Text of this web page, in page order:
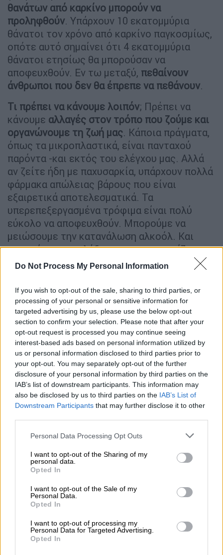
Do Not Process My Personal Information
If you wish to opt-out of the sale, sharing to third parties, or
processing of your personal or sensitive information for
targeted advertising by us, please use the below opt-out
section to confirm your selection. Please note that after your
opt-out request is processed you may continue seeing
interest-based ads based on personal information utilized by
us or personal information disclosed to third parties prior to
your opt-out. You may separately opt-out of the further
disclosure of your personal information by third parties on the
IAB’s list of downstream participants. This information may
also be disclosed by us to third parties on the IAB’s List of
Downstream Participants that may further disclose it to other
Please note that this website/app uses one or more Google
not limited to your visit or usage behaviour. You may click to
grant or deny consent to Google and its third-party tags to
use your data for below specified purposes in below Google
consent section.
Personal Data Processing Opt Outs
I want to opt-out of the Sharing of my
personal data.
Opted In
I want to opt-out of the Sale of my
Personal Data.
Opted In
I want to opt-out of processing my
Personal Data for Targeted Advertising.
Opted In
θανάτων από καρκίνο μπορούν να
προληφθούν. Υπάρχουν 10 εκατομμύρια
θάνατοι τον χρόνο από καρκίνο παγκοσμίως,
οπότε αυτό σημαίνει ότι 4 εκατομμύρια
θάνατοι ετησίως θα μπορούσαν να
αποφευχθούν. Εν τω μεταξύ, πεθαίνουν
άνθρωποι που δεν θα έπρεπε να πεθάνουν.
Τι πρέπει να κάνουμε λοιπόν; Πρέπει να
κάνουμε αλλαγές στον τρόπο που ζούμε και
οργανώνουμε τη ζωή μας. Κάποια πράγματα,
όπως τα μικροπλαστικά, είναι πανταχού
παρόντα -και εκτός του ελέγχου μας. Αλλά
αν ζείτε ήδη με παχυσαρκία, υπάρχουν πολλά
φάρμακα απώλειας βάρους που είναι
εξαιρετικά αποτελεσματικά. Τα
υπερεπεξεργασμένα τρόφιμα είναι πολύ
εύκολο να αποφευχθούν. Μπορούμε να
μειώσουμε την κατανάλωση αλκοόλ. Και
μπορούμε να επιλέξουμε να μην καπνίζουμε.
Και, παρόλο που ίσως να μην μπορούμε να
τη ζωή μας,είναι πολύ ρεαλιστικό για τον
μέσο άνθρωπο να μειώσει τον κίνδυνο
καρκίνου κατά 30 έως 40%κάνοντας
βέλτιστες επιλογές στον τρόπο ζωής του.
Το μέτρο είναι το κλειδί
Τοκλειδί για την πρόληψητου καρκίνου ή
για την υγιεινή ζωή γενικότερα είναι να
κάνουμε τα πάντα με μέτρο. Να
να κάνουμε μικρές προσαρμογές. Μακράν η
καλύτερη δίαιτα είναι αυτή που μπορείς να
τηρήσεις για μήνες ή χρόνια, οπότε αντί να
να σημαίνειμείωση από 10 σε δύο ή τρία
ποτά την εβδομάδα
βαριά ποτά στα ελαφριά, όπως ο μηλίτης. Ή
μικρές διατροφικές αλλαγές, από το λευκό
στο ψωμί ολικής αλέσεως ή από το λευκό